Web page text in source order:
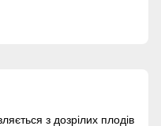
з дозрілих плодів